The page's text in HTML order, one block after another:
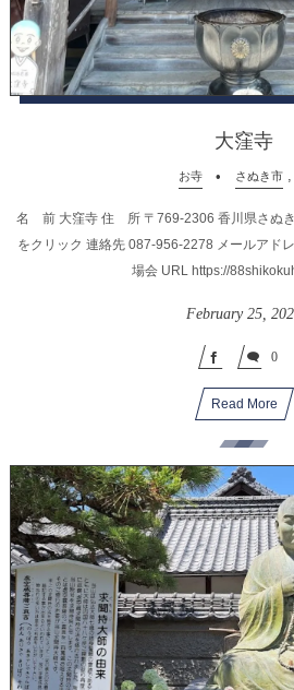
大窪寺
お寺 さぬき市,
名 前 大窪寺 住 所 〒769-2306 香川県さぬき
をクリック 連絡先 087-956-2278 メールアド
場会 URL https://
February 25,
0
Read More